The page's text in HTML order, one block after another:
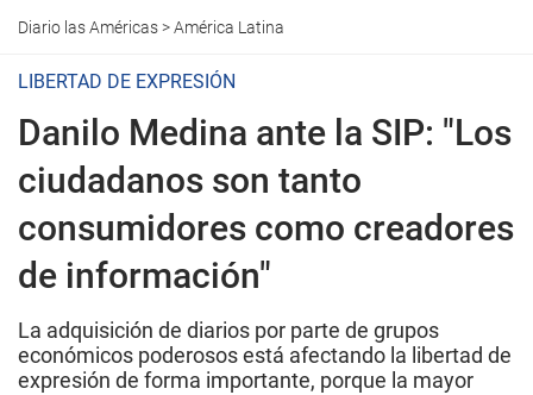
Diario las Américas>América Latina
LIBERTAD DE EXPRESIÓN
Danilo Medina ante la SIP: "Los
ciudadanos son tanto
consumidores como creadores
de información"
La adquisición de diarios por parte de grupos
económicos poderosos está afectando la libertad de
expresión de forma importante, porque la mayor